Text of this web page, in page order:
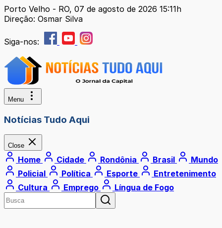
Porto Velho - RO, 07 de agosto de 2026 15:11h
Direção: Osmar Silva
Siga-nos:
Menu
Notícias Tudo Aqui
Close
Home Cidade Rondônia Brasil
Mundo
Policial
Política Esporte
Entretenimento
Cultura
Emprego Língua de Fogo